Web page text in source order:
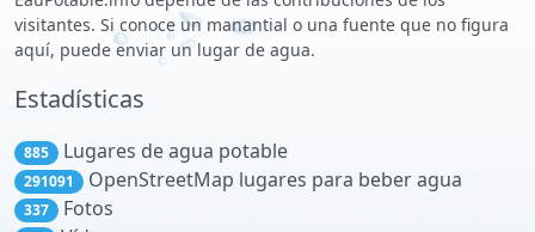
visitantes. Si conoce un manantial o una fuente que no figura
aquí, puede enviar un lugar de agua.
Estadísticas
885 Lugares de agua potable
291091 OpenStreetMap lugares para beber agua
337 Fotos